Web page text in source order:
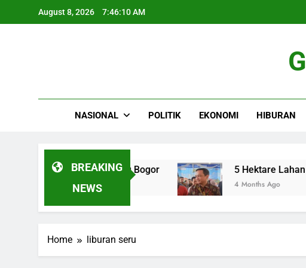
August 8, 2026 7:46:10 AM
NASIONAL POLITIK EKONOMI HIBURAN
BREAKING
NEWS
Banteng di Cibinong Bogor 5 Hektare Lahan di
4 Months Ago
Home liburan seru